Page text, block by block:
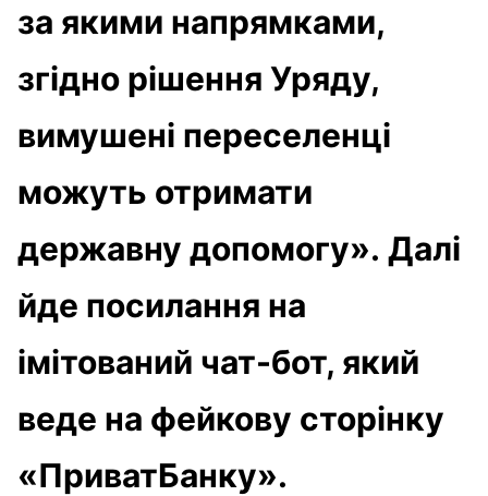
за якими напрямками,
згідно рішення Уряду,
вимушені переселенці
можуть отримати
державну допомогу». Далі
йде посилання на
імітований чат-бот, який
веде на фейкову сторінку
«ПриватБанку».